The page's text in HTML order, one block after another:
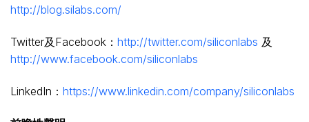
http://blog.silabs.com/
Twitter及Facebook： http://twitter.com/siliconlabs 及
http://www.facebook.com/siliconlabs
LinkedIn： https://www.linkedin.com/company/siliconlabs